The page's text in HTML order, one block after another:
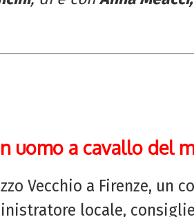
uomo a cavallo del
Vecchio a Firenze, un
locale,